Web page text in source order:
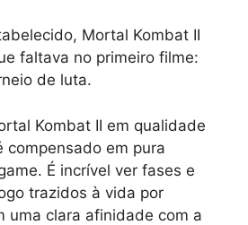
Mortal Kombat II
faltava no primeiro filme:
de luta.
Kombat II em qualidade
compensado em pura
É incrível ver fases e
trazidos à vida por
uma clara afinidade com a